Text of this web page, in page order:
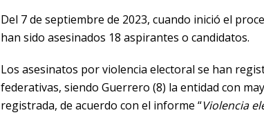
Del 7 de septiembre de 2023, cuando inició el
han sido asesinados 18 aspirantes o candidatos.
Los asesinatos por violencia electoral se han
federativas, siendo Guerrero (8) la entidad con
registrada, de acuerdo con el informe “Violencia